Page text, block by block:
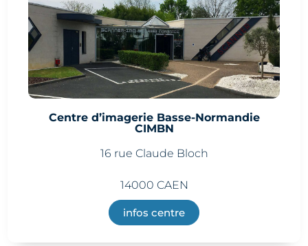
Centre d’imagerie Basse-Normandie
CIMBN
16 rue Claude Bloch
14000 CAEN
infos centre